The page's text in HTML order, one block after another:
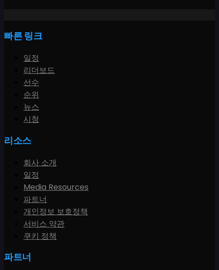
빠른 링크
일정
리더보드
선수
순위
뉴스
시청
리소스
회사 소개
일정
Media Resources
파트너
개인정보 보호정책
서비스 약관
쿠키 정책
파트너